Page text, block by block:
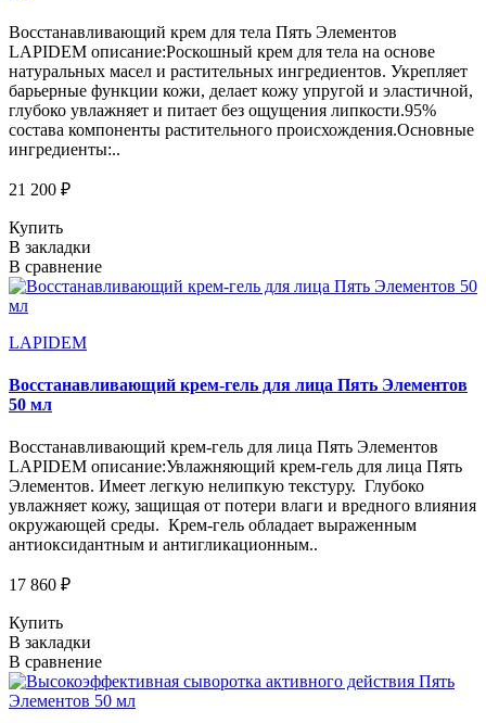
Восстанавливающий крем для тела Пять Элементов
LAPIDEM описание:Роскошный крем для тела на основе
натуральных масел и растительных ингредиентов. Укрепляет
барьерные функции кожи, делает кожу упругой и эластичной,
глубоко увлажняет и питает без ощущения липкости.95%
состава компоненты растительного происхождения.Основные
ингредиенты:..
21 200 ₽
Купить
В закладки
В сравнение
LAPIDEM
Восстанавливающий крем-гель для лица Пять Элементов
50 мл
Восстанавливающий крем-гель для лица Пять Элементов
LAPIDEM описание:Увлажняющий крем-гель для лица Пять
Элементов. Имеет легкую нелипкую текстуру. Глубоко
увлажняет кожу, защищая от потери влаги и вредного влияния
окружающей среды. Крем-гель обладает выраженным
антиоксидантным и антигликационным..
17 860 ₽
Купить
В закладки
В сравнение